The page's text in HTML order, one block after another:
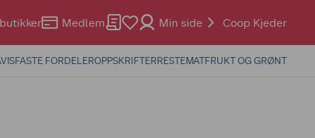
Medlem Min side Coop Kjeder
FASTE FORDELEROPPSKRIFTERRESTEMATFRUKT OG GRØNT